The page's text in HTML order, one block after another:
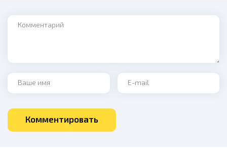
Комментировать